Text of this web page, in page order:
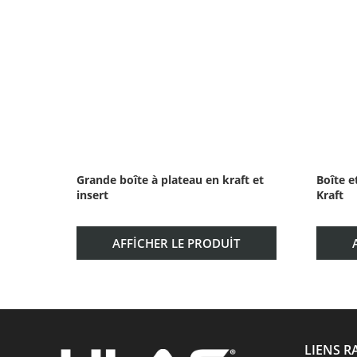
Grande boîte à plateau en kraft et
insert
AFFICHER LE PRODUIT
Boîte
Kraft
LIENS